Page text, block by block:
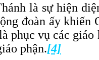
là sự hiện
đoàn ấy khiến
phục vụ các
phận.[4]